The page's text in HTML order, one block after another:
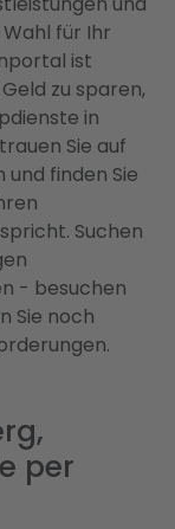
für Ihr
ist
zu sparen,
in
Sie auf
finden Sie
Suchen
- besuchen
Sie noch
per